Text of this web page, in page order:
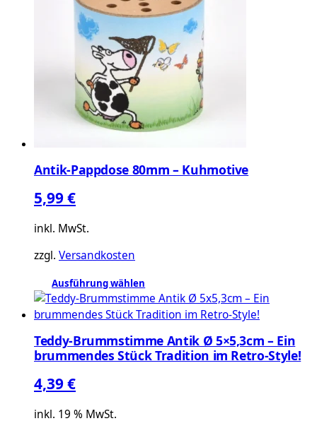
auf.
Optionen
können
auf
Produktseite
gewählt
Antik-Pappdose 80mm – Kuhmotive
5,99€
inkl. MwSt.
zzgl. Versandkosten
Ausführung wählen
Produkt
weist
Varianten
auf.
Teddy-Brummstimme Antik Ø 5×5,3cm – Ein
brummendes Stück Tradition im Retro-Style!
4,39€
inkl. 19 % MwSt.